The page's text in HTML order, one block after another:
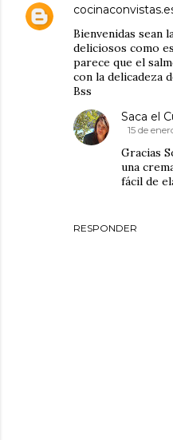
Bienvenidas sean
deliciosos como
parece que el
con la delicadeza
Bss
RESPONDER
Saca el
15 de
Gracias
una
fácil de